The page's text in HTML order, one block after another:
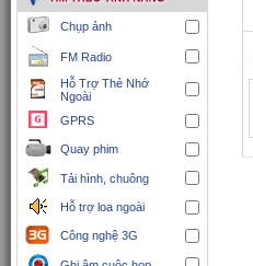
Chụp ảnh
FM Radio
Hỗ Trợ Thẻ Nhớ
Ngoài
GPRS
Quay phim
Tải hình, chuông
Hỗ trợ loa ngoài
Công nghệ 3G